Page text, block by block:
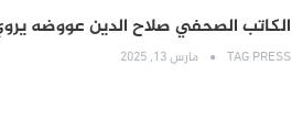
الكاتب الصحفي صلاح الدين عووضه
TAG PRESS مارس 13, 2025